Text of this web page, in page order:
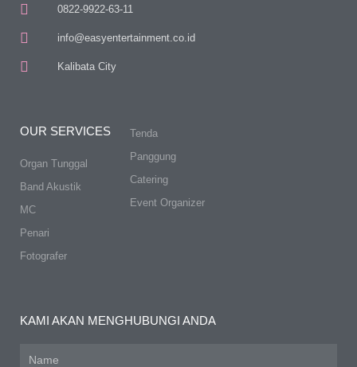
0822-9922-63-11
info@easyentertainment.co.id
Kalibata City
OUR SERVICES
Organ Tunggal
Band Akustik
MC
Penari
Fotografer
Tenda
Panggung
Catering
Event Organizer
KAMI AKAN MENGHUBUNGI ANDA